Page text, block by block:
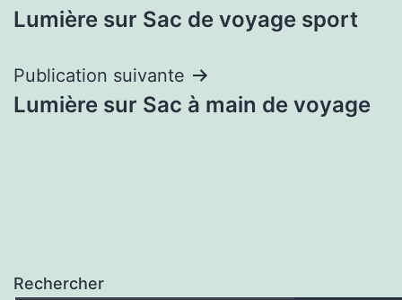
de
l’article
Lumière sur Sac de voyage sport
Publication suivante
Lumière sur Sac à main de voyage
Rechercher